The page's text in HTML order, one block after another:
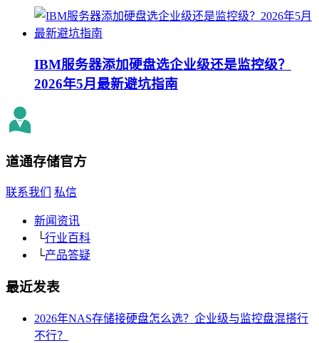
IBM服务器添加硬盘选企业级还是监控级？
2026年5月最新避坑指南
道通存储官方
联系我们 私信
新闻资讯
└行业百科
└产品答疑
最近发表
2026年NAS存储接硬盘怎么选？企业级与监控盘混搭行
不行？